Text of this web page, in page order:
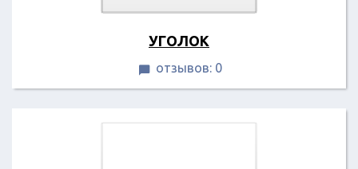
УГОЛОК
 отзывов: 0